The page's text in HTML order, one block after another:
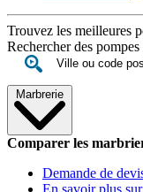
Trouvez les meilleures
Rechercher des
Marbrerie
Comparer les
Demande de
En savoir plus